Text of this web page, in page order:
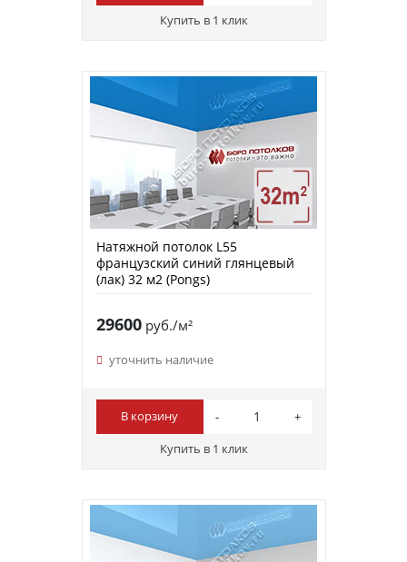
Купить в 1 клик
Натяжной потолок L55
французский синий глянцевый
(лак) 32 м2 (Pongs)
29600руб./м²
уточнить наличие
В корзину
Купить в 1 клик